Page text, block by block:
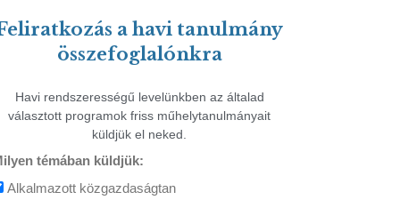
a havi tanulmány
összefoglalónkra
Havi rendszerességű levelünkben az általad
választott programok friss műhelytanulmányait
küldjük el neked.
témában küldjük:
Alkalmazott közgazdaságtan